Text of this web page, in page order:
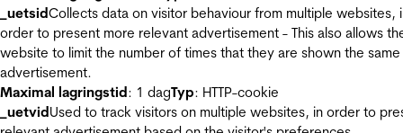
_uetsidCollects data on visitor behaviour from multiple websites,
order to present more relevant advertisement - This also allows
website to limit the number of times that they are shown the same
advertisement.
Maximal lagringstid: 1 dagTyp: HTTP-cookie
_uetvidUsed to track visitors on multiple websites, in order to